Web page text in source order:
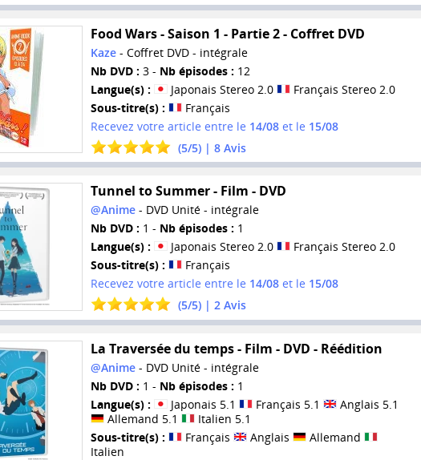
Food Wars - Saison 1 - Partie 2 - Coffret DVD
Kaze- Coffret DVD - intégrale
Nb DVD : 3 - Nb épisodes : 12
Langue(s) :
Japonais Stereo 2.0
Français Stereo 2.0
Sous-titre(s) :
Français
Recevez votre article entre le 14/08et le 15/08
(5/5) | 8Avis
Tunnel to Summer - Film - DVD
@Anime- DVD Unité - intégrale
Nb DVD : 1 - Nb épisodes : 1
Langue(s) :
Japonais Stereo 2.0
Français Stereo 2.0
Sous-titre(s) :
Français
Recevez votre article entre le 14/08et le 15/08
(5/5) | 2Avis
La Traversée du temps - Film - DVD - Réédition
@Anime- DVD Unité - intégrale
Nb DVD : 1 - Nb épisodes : 1
Langue(s) :
Japonais 5.1 Français 5.1
Anglais 5.1
Allemand 5.1
Italien 5.1
Sous-titre(s) :
Français Anglais
Allemand
Italien